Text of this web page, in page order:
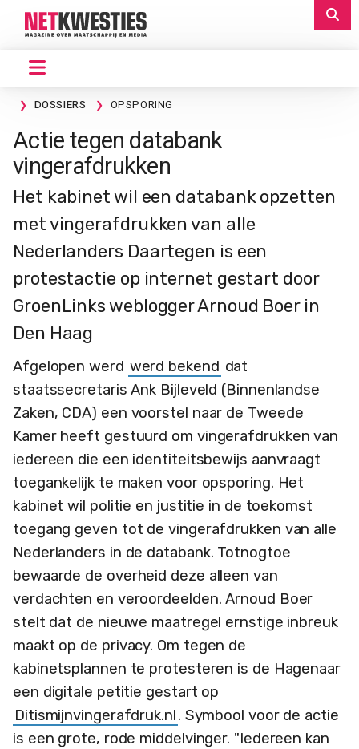
DOSSIERS OPSPORING
Actie tegen databank
vingerafdrukken
Het kabinet wil een databank opzetten
met vingerafdrukken van alle
Nederlanders Daartegen is een
protestactie op internet gestart door
GroenLinks weblogger Arnoud Boer in
Den Haag
Afgelopen werd werd bekend dat
staatssecretaris Ank Bijleveld (Binnenlandse
Zaken, CDA) een voorstel naar de Tweede
Kamer heeft gestuurd om vingerafdrukken van
iedereen die een identiteitsbewijs aanvraagt
toegankelijk te maken voor opsporing. Het
kabinet wil politie en justitie in de toekomst
toegang geven tot de vingerafdrukken van alle
Nederlanders in de databank. Totnogtoe
bewaarde de overheid deze alleen van
verdachten en veroordeelden. Arnoud Boer
stelt dat de nieuwe maatregel ernstige inbreuk
maakt op de privacy. Om tegen de
kabinetsplannen te protesteren is de Hagenaar
een digitale petitie gestart op
Ditismijnvingerafdruk.nl. Symbool voor de actie
is een grote, rode middelvinger. "Iedereen kan